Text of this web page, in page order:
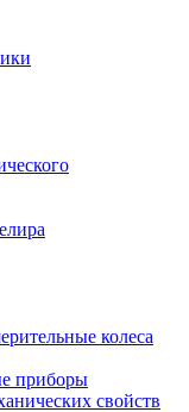
колеса
приборы
свойств